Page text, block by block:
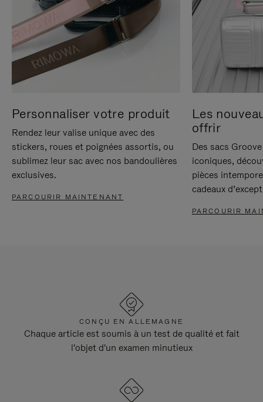
Personnaliser votre produit
Rendez leur valise unique avec des
stickers, roues et poignées assortis, ou
sublimez leur sac avec nos bandoulières
exclusives.
PARCOURIR MAINTENANT
Les
offrir
Des sacs
iconiques,
pièces
cadeaux
PARCOURIR
CONÇU EN ALLEMAGNE
Chaque article est soumis à un test de qualité et fait
l'objet d'un examen minutieux